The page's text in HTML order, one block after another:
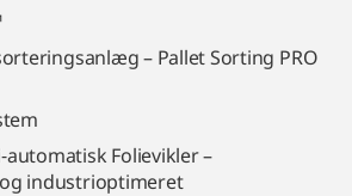
– Pallet Sorting PRO
Folievikler –
industrioptimeret